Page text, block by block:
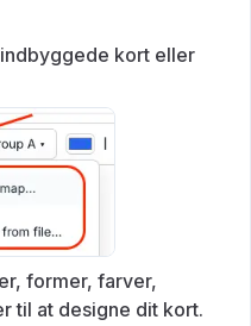
kort eller
former, farver,
til at designe dit kort.